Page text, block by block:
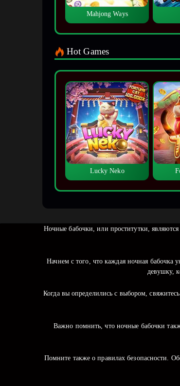
Mahjong Ways
Hot Games
Lucky Neko
Ночные бабочки, или проститутки,
Начнем с того, что каждая ночная бабочка
девушку,
Когда вы определились с выбором,
Важно помнить, что ночные бабочки
Помните также о правилах безопасности.